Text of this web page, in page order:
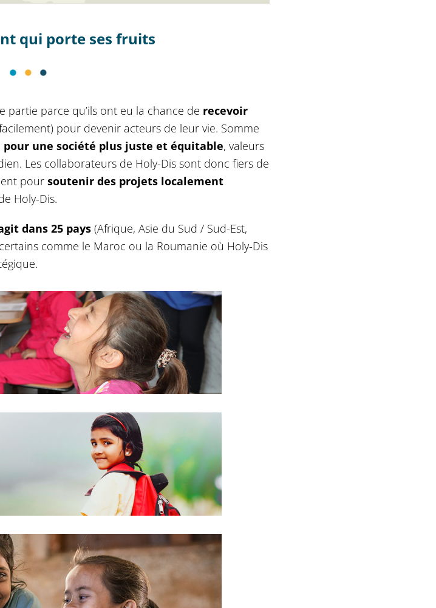
qui porte ses fruits
partie parce qu’ils ont eu la chance de recevoir
pour devenir acteurs de leur vie. Somme
une société plus juste et équitable, valeurs
Les collaborateurs de Holy-Dis sont donc fiers de
pour soutenir des projets localement
Holy-Dis.
dans 25 pays(Afrique, Asie du Sud / Sud-Est,
comme le Maroc ou la Roumanie où Holy-Dis
21 février 2022
: 3 ans d’engagement de
de Aide et Action
avec AIDE et Action | Participez
29 janvier 2021
NOW, un nouveau pas pour
!